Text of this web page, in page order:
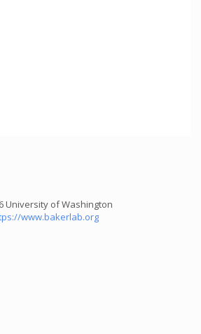
University of Washington
www.bakerlab.org